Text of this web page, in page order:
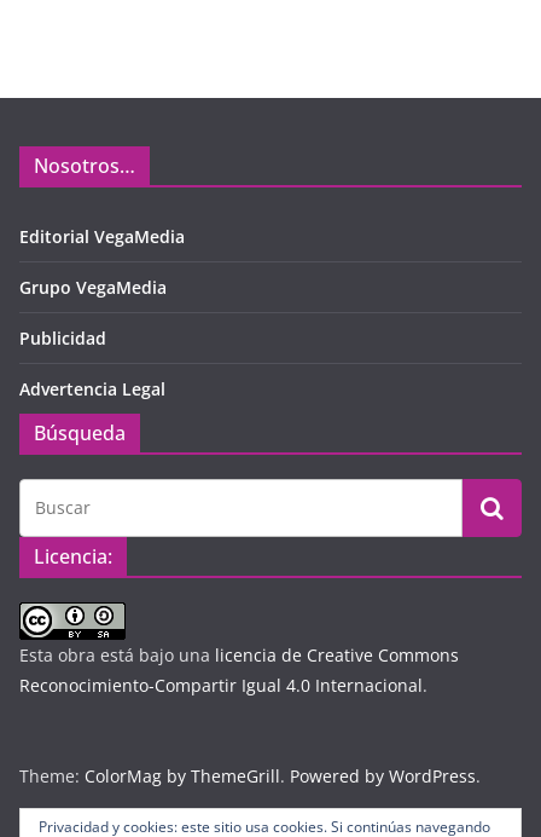
Nosotros…
Editorial VegaMedia
Grupo VegaMedia
Publicidad
Advertencia Legal
Búsqueda
Licencia:
Esta obra está bajo una licencia de Creative Commons
Reconocimiento-Compartir Igual 4.0 Internacional.
Theme: ColorMag by ThemeGrill. Powered by WordPress.
Privacidad y cookies: este sitio usa cookies. Si continúas navegando